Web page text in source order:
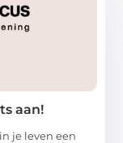
aan!
je leven een